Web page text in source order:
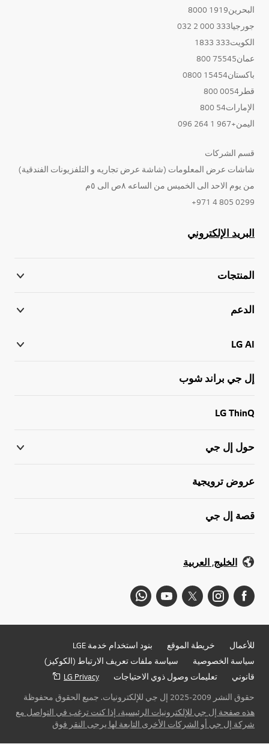
البحرين1919 8000
جورجيا333 000 2 032
الكويت333 1833
عمان75545 800
باكستان15454 0800
قطر0054 800
الإمارات54 800
اليمن+967 1 264 096
قسم الشركات
شاشات عرض المعلومات (شاشة عرض تجاريه و التلفزيونات الفندقية)
من يوم الاحد الى الخميس من الساعه ٨ص الى ٥م
0299 805 4 971+
البريد الإلكتروني
المنتجات
الدعم
LG AI
إل جي براند شوب
LG ThinQ
حول إل جي
عروض ترويجية
قصة إل جي
الخليج, العربية
للأعمال خريطة الموقع
بنود استخدام خدمة LGE
سياسة الخصوصية
سياسة ملفات تعريف الارتباط (الكوكيز)
قانوني
تعليمات وصول ذوي الاحتياجات
LG Privacy
حقوق النشر 2009-2025 إل جي للإلكترونيات. جميع الحقوق محفوظة
هذه صفحة إل جي للإلكترونيات الرئيسية، إذا كنت ترغب في التواصل مع
شركة إل جي أو الشركات الأخرى التابعة لها يرجى النقر فوق